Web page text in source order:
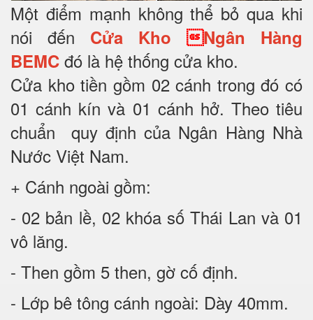
Một điểm mạnh không thể bỏ qua khi
nói đến Cửa Kho
Ngân Hàng
BEMC đó là hệ thống cửa kho.
Cửa kho tiền gồm 02 cánh trong đó có
01 cánh kín và 01 cánh hở. Theo tiêu
chuẩn quy định của Ngân Hàng Nhà
Nước Việt Nam.
+ Cánh ngoài gồm:
- 02 bản lề, 02 khóa số Thái Lan và 01
vô lăng.
- Then gồm 5 then, gờ cố định.
- Lớp bê tông cánh ngoài: Dày 40mm.